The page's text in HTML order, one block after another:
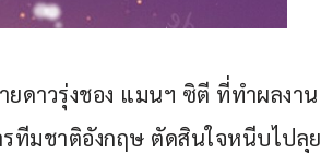
ยดาวรุ่งชอง แมนฯ ซิตี ที่ทำผลงาน
รทีมชาติอังกฤษ ตัดสินใจหนีบไปลุย